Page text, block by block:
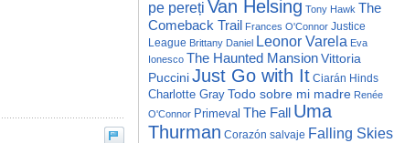
pe pereți Van Helsing Tony Hawk The
Comeback Trail Frances O'Connor Justice
League Brittany Daniel Leonor Varela Eva
Ionesco The Haunted MansionVittoria
PucciniJust Go with It Ciarán Hinds
Charlotte Gray Todo sobre mi madre Renée
O'Connor Primeval The Fall Uma
Thurman Corazón salvaje Falling Skies